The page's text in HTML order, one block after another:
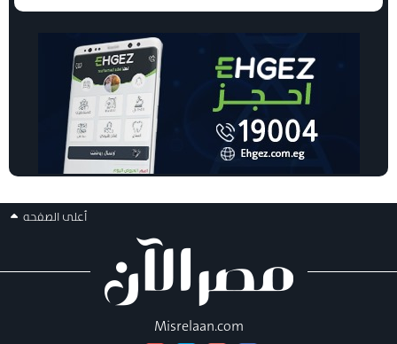
أعلى الصفحه
Misrelaan.com